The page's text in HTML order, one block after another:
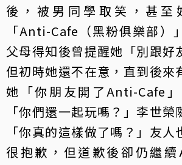
後，被男同學取笑，甚至
「Anti-Cafe（黑粉俱樂部）
父母得知後曾提醒她「別跟好
但初時她還不在意，直到後來
她「你朋友開了Anti-Cafe」
「你們還一起玩嗎？」李世榮
「你真的這樣做了嗎？」友
很抱歉，但道歉後卻仍繼